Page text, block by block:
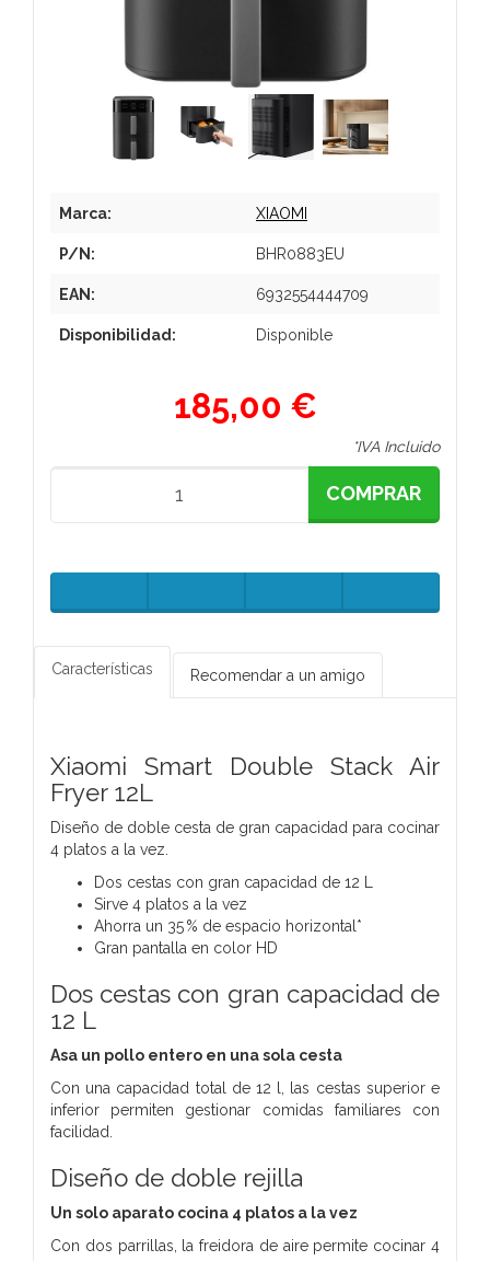
Marca: XIAOMI
P/N: BHR0883EU
EAN: 6932554444709
Disponibilidad: Disponible
185,00 €
*IVA Incluido
COMPRAR
Características Recomendar a un amigo
Xiaomi Smart Double Stack Air
Fryer 12L
Diseño de doble cesta de gran capacidad para cocinar
4 platos a la vez.
Dos cestas con gran capacidad de 12 L
Sirve 4 platos a la vez
Ahorra un 35 % de espacio horizontal*
Gran pantalla en color HD
Dos cestas con gran capacidad de
12 L
Asa un pollo entero en una sola cesta
Con una capacidad total de 12 l, las cestas superior e
inferior permiten gestionar comidas familiares con
facilidad.
Diseño de doble rejilla
Un solo aparato cocina 4 platos a la vez
Con dos parrillas, la freidora de aire permite cocinar 4